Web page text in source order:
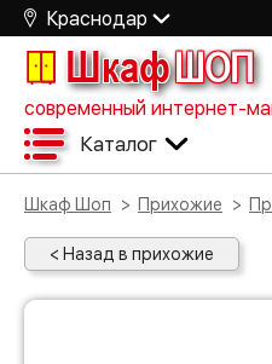
Краснодар
ШкафШОП
современный интернет-
Каталог
Шкаф Шоп Прихожие
< Назад в прихожие